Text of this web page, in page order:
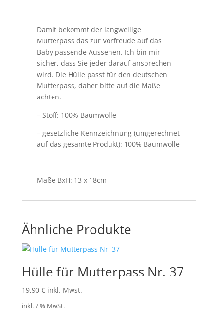
Damit bekommt der langweilige
Mutterpass das zur Vorfreude auf das
Baby passende Aussehen. Ich bin mir
sicher, dass Sie jeder darauf ansprechen
wird. Die Hülle passt für den deutschen
Mutterpass, daher bitte auf die Maße
achten.
– Stoff: 100% Baumwolle
– gesetzliche Kennzeichnung (umgerechnet
auf das gesamte Produkt): 100% Baumwolle
Maße BxH: 13 x 18cm
Ähnliche Produkte
Hülle für Mutterpass Nr. 37
19,90 € inkl. Mwst.
inkl. 7 % MwSt.